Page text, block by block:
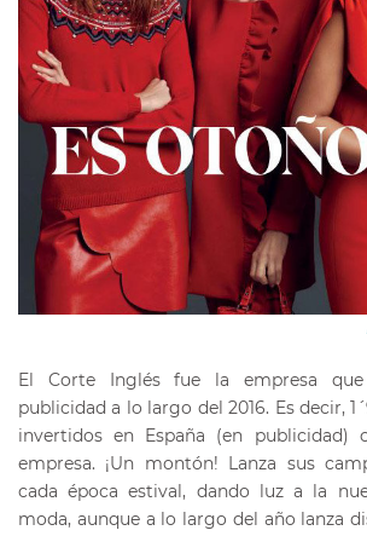
El Corte Inglés fue la empresa
publicidad a lo largo del 2016. Es decir,
invertidos en España (en publicidad)
empresa. ¡Un montón!
Lanza sus
cada época estival, dando luz a la
moda, aunque a lo largo del año lanza